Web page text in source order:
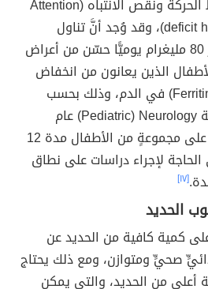
الإصابة باضطراب فرط الحركة ونقص الانتباه (Attention
deficit hyperactivity disorder)، وقد وُجد أنَّ تناول
مكمّلات الحديد بتركيز 80 مليغرام يوميًّا حسّن من أعراض
الذين يعانون من انخفاض
مستويات الفيريتين (Ferritin) في الدم، وذلك بحسب
دراسة نُشرت في مجلة Pediatric) Neurology) عام
2008م، والتي أجريت على مجموعةٍ من الأطفال مدة 12
لإجراء دراسات على نطاق
[١٧]
الحديد
كمية كافية من الحديد عن
صحيٍّ ومتوازن، ومع ذلك يحتاج
من الحديد، والتي يمكن